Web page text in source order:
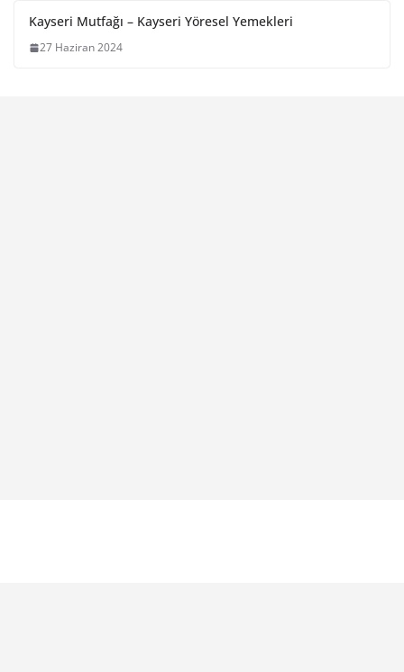
Kayseri Mutfağı – Kayseri Yöresel Yemekleri
27 Haziran 2024